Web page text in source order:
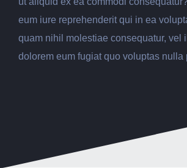
eum iure reprehenderit qui in ea
quam nihil molestiae consequatur, vel
dolorem eum fugiat quo voluptas nulla